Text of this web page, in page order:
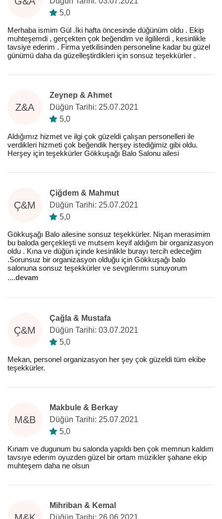
5,0
Merhaba ismim Gül .İki hafta öncesinde düğünüm oldu . Ekip
muhteşemdi , gerçekten çok beğendim ve ilgililerdi , kesinlikle
tavsiye ederim . Firma yetkilisinden personeline kadar bu güzel
günümü daha da güzelleştirdikleri için sonsuz teşekkürler .
Z&A
Zeynep & Ahmet
Düğün Tarihi: 25.07.2021
5,0
Aldığımız hizmet ve ilgi çok güzeldi çalışan personelleri ile
verdikleri hizmeti çok beğendik herşey istediğimiz gibi oldu.
Herşey için teşekkürler Gökkuşağı Balo Salonu ailesi
Ç&M
Çiğdem & Mahmut
Düğün Tarihi: 25.07.2021
5,0
Gökkuşağı Balo ailesine sonsuz teşekkürler. Nişan merasimim
bu baloda gerçekleşti ve mutsem keyif aldığım bir organizasyon
oldu . Kına ve düğün içinde kesinlikle burayı tercih edeceğim
.Sorunsuz bir organizasyon olduğu için Gökkuşağı balo
salonuna sonsuz teşekkürler ve sevgılerımı sunuyorum
....devam
Ç&M
Çağla & Mustafa
Düğün Tarihi: 03.07.2021
5,0
Mekan, personel organizasyon her şey çok güzeldi tüm ekibe
teşekkürler.
M&B
Makbule & Berkay
Düğün Tarihi: 25.07.2021
5,0
Kınam ve dugunum bu salonda yapıldı ben çok memnun kaldım
tavsıye ederım oyuzden güzel bir ortam müzikler şahane ekip
muhteşem daha ne olsun
Mihriban & Kemal
Düğün Tarihi: 26.06.2021